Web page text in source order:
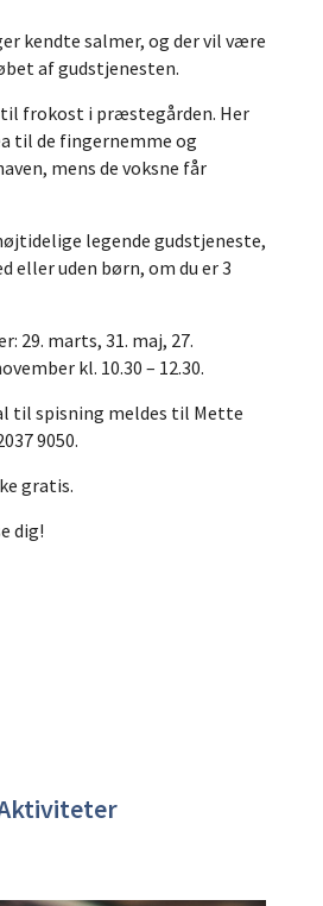
kendte salmer, og der vil være
af gudstjenesten.
til frokost i præstegården. Her
til de fingernemme og
mens de voksne får
legende gudstjeneste,
eller uden børn, om du er 3
29. marts, 31. maj, 27.
kl. 10.30 – 12.30.
til spisning meldes til Mette
9050.
gratis.
dig!